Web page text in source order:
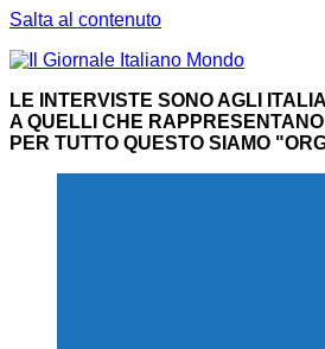
Salta al contenuto
LE INTERVISTE SONO AGLI
A QUELLI CHE
PER TUTTO QUESTO SIAMO